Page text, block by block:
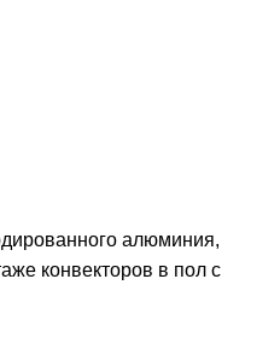
алюминия,
конвекторов в пол с